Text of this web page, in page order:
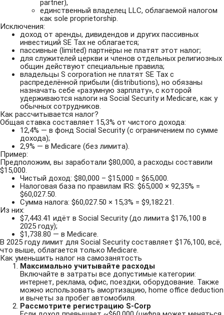
partner),
единственный владелец LLC, облагаемой налогом
как sole proprietorship.
Исключения:
доход от аренды, дивидендов и других пассивных
инвестиций SE Tax не облагается;
пассивные (limited) партнёры не платят этот налог;
для служителей церкви и членов отдельных религиозных
общин действуют специальные правила;
владельцы S corporation не платят SE Tax с
распределённой прибыли (distributions), но обязаны
назначать себе «разумную зарплату», с которой
удерживаются налоги на Social Security и Medicare, как у
обычных сотрудников.
Как рассчитывается налог?
Общая ставка составляет 15,3% от чистого дохода:
12,4% — в фонд Social Security (с ограничением по сумме
дохода);
2,9% — в Medicare (без лимита).
Пример:
Предположим, вы заработали $80,000, а расходы составили
$15,000.
Чистый доход: $80,000 – $15,000 = $65,000.
Налоговая база по правилам IRS: $65,000 × 92,35% =
$60,027.50.
Сумма налога: $60,027.50 × 15,3% = $9,182.21.
Из них:
$7,443.41 идёт в Social Security (до лимита $176,100 в
2025 году);
$1,738.80 — в Medicare.
В 2025 году лимит для Social Security составляет $176,100, всё,
что выше, облагается только Medicare.
Как уменьшить налог на самозанятость
Максимально учитывайте расходы
Включайте в затраты все допустимые категории:
интернет, реклама, офис, поездки, оборудование. Также
можно использовать амортизацию, home office deduction
и вычеты за пробег автомобиля.
Рассмотрите регистрацию S-Corp